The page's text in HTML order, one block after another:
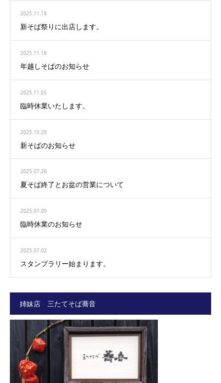
2025.11.18
新そば祭りに出店します。
2025.11.18
年越しそばのお知らせ
2025.11.05
臨時休業いたします。
2025.10.29
新そばのお知らせ
2025.07.26
夏そば終了とお盆の営業について
2025.07.09
臨時休業のお知らせ
2025.07.02
スタンプラリー始まります。
姉妹店 三たてそば蕎音